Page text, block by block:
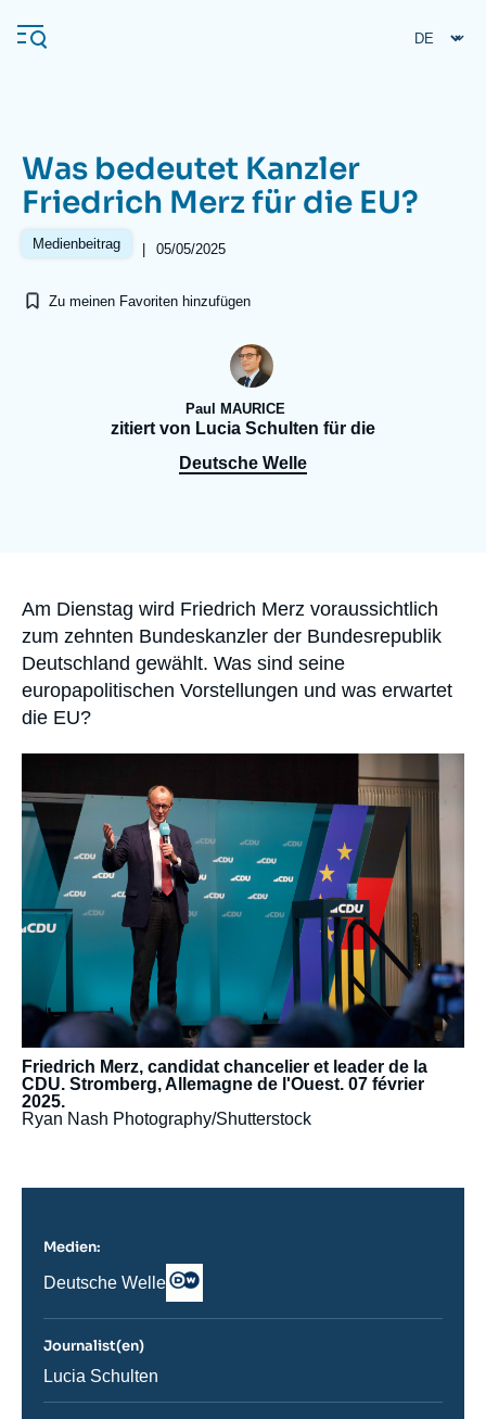
zum
Inhalt
Navigation
principale
Ifri
Veröffentlichungen
Häufige Suchanfragen
Was bedeutet Kanzler
Friedrich Merz für die EU?
Medienbeitrag | 05/05/2025
Zu meinen Favoriten hinzufügen
Paul MAURICE
zitiert von Lucia Schulten für die
Deutsche Welle
Accroche
Am Dienstag wird Friedrich Merz voraussichtlich
zum zehnten Bundeskanzler der Bundesrepublik
Deutschland gewählt. Was sind seine
europapolitischen Vorstellungen und was erwartet
die EU?
médiatique
Friedrich Merz, candidat chancelier et leader de la
CDU. Stromberg, Allemagne de l'Ouest. 07 février
2025.
Ryan Nash Photography/Shutterstock
Medien:
Nom
journal,
ou
émission
Deutsche Welle
Logo
Journalist(en)
Journaliste
Lucia Schulten